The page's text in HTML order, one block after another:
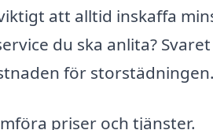
att alltid inskaffa
du ska anlita? Svaret
för
priser och tjänster.